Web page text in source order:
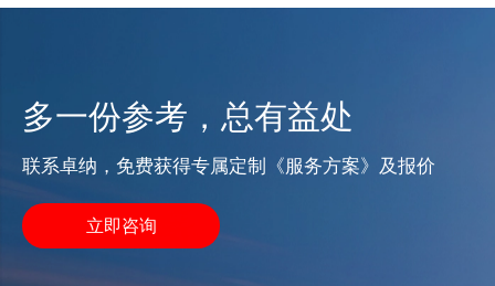
多一份参考，总有益处
联系卓纳，免费获得专属定制《服务方案》及报价
立即咨询